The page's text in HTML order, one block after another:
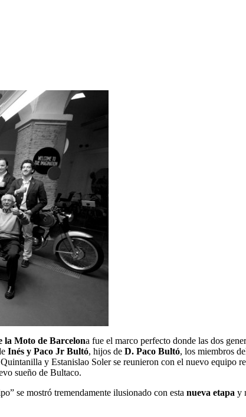
la Moto de Barcelona fue el marco perfecto donde las dos
Inés y Paco Jr Bultó, hijos de D. Paco Bultó, los miembros
y Estanislao Soler se reunieron con el nuevo equipo
sueño de Bultaco.
se mostró tremendamente ilusionado con esta nueva etapa y